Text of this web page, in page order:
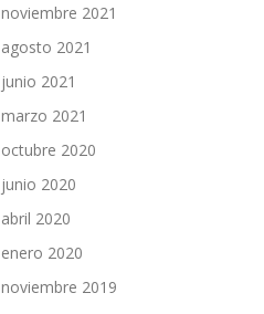
noviembre 2021
agosto 2021
junio 2021
marzo 2021
octubre 2020
junio 2020
abril 2020
enero 2020
noviembre 2019